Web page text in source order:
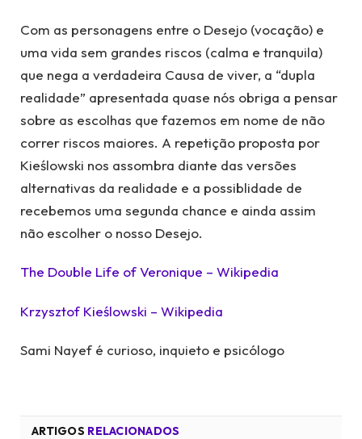
Com as personagens entre o Desejo (vocação) e
uma vida sem grandes riscos (calma e tranquila)
que nega a verdadeira Causa de viver, a “dupla
realidade” apresentada quase nós obriga a pensar
sobre as escolhas que fazemos em nome de não
correr riscos maiores. A repetição proposta por
Kieślowski nos assombra diante das versões
alternativas da realidade e a possiblidade de
recebemos uma segunda chance e ainda assim
não escolher o nosso Desejo.
The Double Life of Veronique – Wikipedia
Krzysztof Kieślowski – Wikipedia
Sami Nayef é curioso, inquieto e psicólogo
ARTIGOS RELACIONADOS